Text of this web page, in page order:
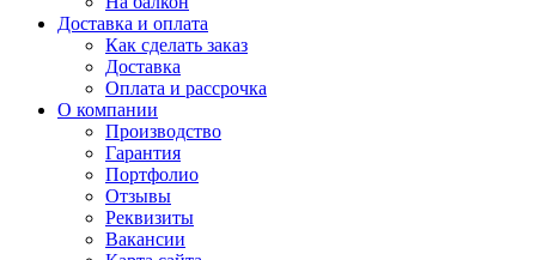
Доставка и оплата
Как сделать заказ
Доставка
Оплата и рассрочка
О компании
Производство
Гарантия
Портфолио
Отзывы
Реквизиты
Вакансии